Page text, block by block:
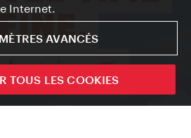
Internet.
AVANCÉS
TOUS LES COOKIES